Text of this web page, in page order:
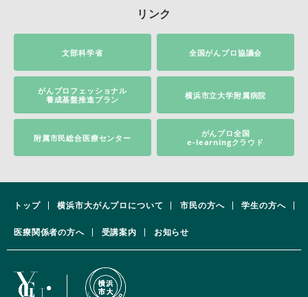
リンク
文部科学省 全国がんプロ協議会
がんプロフェッショナル
養成基盤推進プラン
横浜市立大学附属病院
附属市民総合医療センター
がんプロ全国
e-learningクラウド
トップ 横浜市大がんプロについて 市民の方へ 学生の方へ
医療関係者の方へ 受講案内 お知らせ